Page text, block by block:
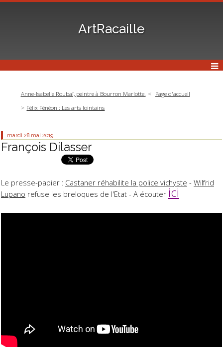
ArtRacaille
Anne-Isabelle Roubaï, peintre à Bourron Marlotte.
Page d'accueil
Félix Fénéon : Les arts lointains
mardi 28 mai 2019
François Dilasser
Le presse-papier : Castaner réhabilite la police vichyste - Wilfrid
Lupano refuse les breloques de l'Etat - A écouter ici